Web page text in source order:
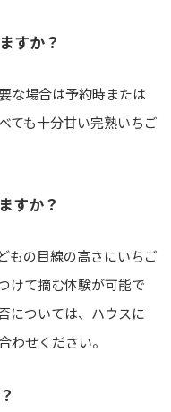
すか？
な場合は予約時または
ても十分甘い完熟いちご
すか？
もの目線の高さにいちご
けて摘む体験が可能で
については、ハウスに
わせください。